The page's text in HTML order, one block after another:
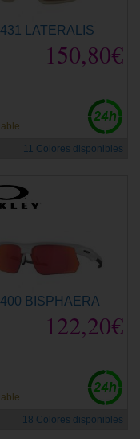
LATERALIS
150,80€
11 Colores disponibles
BISPHAERA
122,20€
18 Colores disponibles